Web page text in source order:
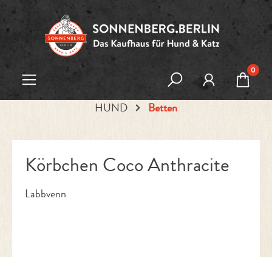
Zum Hauptinhalt springen
0
HUND Betten
Körbchen Coco Anthracite
Labbvenn